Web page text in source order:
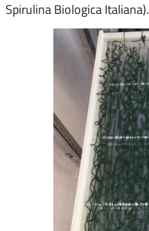
Spirulina Biologica Italiana).